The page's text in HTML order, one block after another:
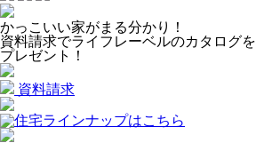
かっこいい家がまる分かり！
資料請求でライフレーベルのカタログを
プレゼント！
資料請求